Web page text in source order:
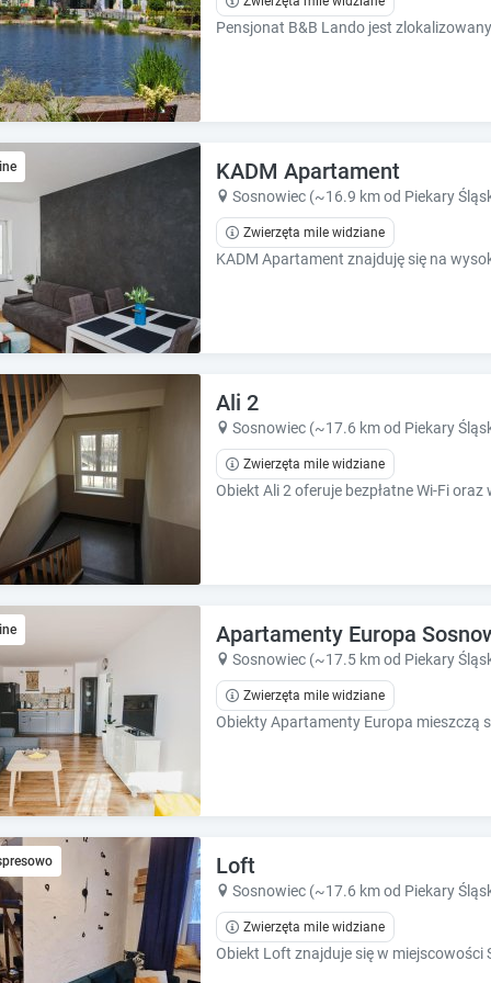
e
.
e
KADM Apartament
Sosnowiec (~16.9 km od Piekary
Zwierzęta mile widziane
Ali 2
Sosnowiec (~17.6 km od Piekary
Zwierzęta mile widziane
Apartamenty Europa
Sosnowiec (~17.5 km od Piekary
Zwierzęta mile widziane
Loft
Sosnowiec (~17.6 km od Piekary
Zwierzęta mile widziane